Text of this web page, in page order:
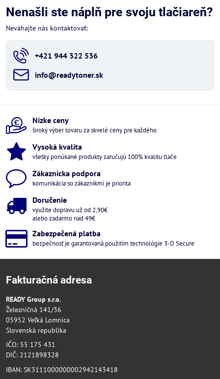
Nenašli ste náplň pre svoju tlačiareň?
Neváhajte nás kontaktovať:
+421 944 322 536
info​@readytoner​.sk
Nízke ceny
široký výber tovaru za skvelé ceny pre každého
Vysoká kvalita
všetky ponúkané produkty zaručujú 100% kvalitu tlače
Zákaznícka podpora
komunikácia so zákazníkmi je priorita
Doručenie
využite dopravu už od 2,90€
alebo zadarmo nad 49€
Zabezpečená platba
bezpečnosť je garantovaná použitím technológie 3-D Secure
Fakturačná adresa
READY Group s.r.o.
Železničná 141/36
05952 Veľká Lomnica
Slovenská republika
IČO: 55 175 431
DIČ: 2121898328
IBAN: SK3111000000002942143418